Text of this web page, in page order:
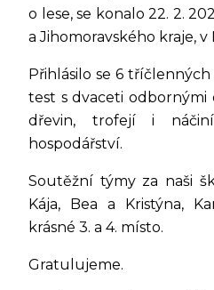
o lese, se konalo 22. 2.
a Jihomoravského kraje, v
Přihlásilo se 6
test s dvaceti odbornými
dřevin, trofejí i
hospodářství.
Soutěžní týmy za naši
Kája, Bea a Kristýna,
krásné 3. a 4. místo.
Gratulujeme.